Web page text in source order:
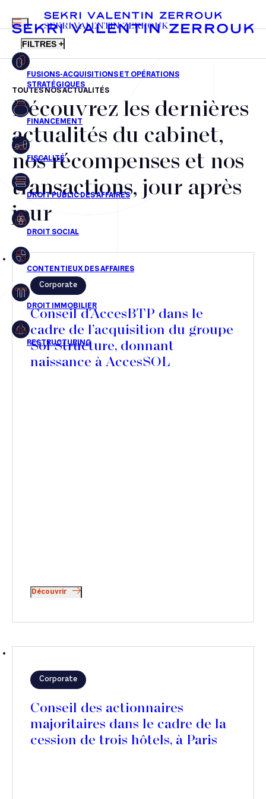
FR EN
MENU
SEKRI VALENTIN ZERROUK
FILTRES +
Fusions-acquisitions et opérations stratégiques
Financement
Fiscalité
Droit public des affaires
Droit social
Droit immobilier
Restructuring
Article
TOUTES NOS ACTUALITÉS
Découvrez les dernières
actualités du cabinet,
nos récompenses et nos
transactions, jour après
jour
Corporate
Conseil d'AccesBTP dans le
cadre de l’acquisition du groupe
Sol Structure, donnant
naissance à AccesSOL
Découvrir
Corporate
Conseil des actionnaires
majoritaires dans le cadre de la
cession de trois hôtels, à Paris